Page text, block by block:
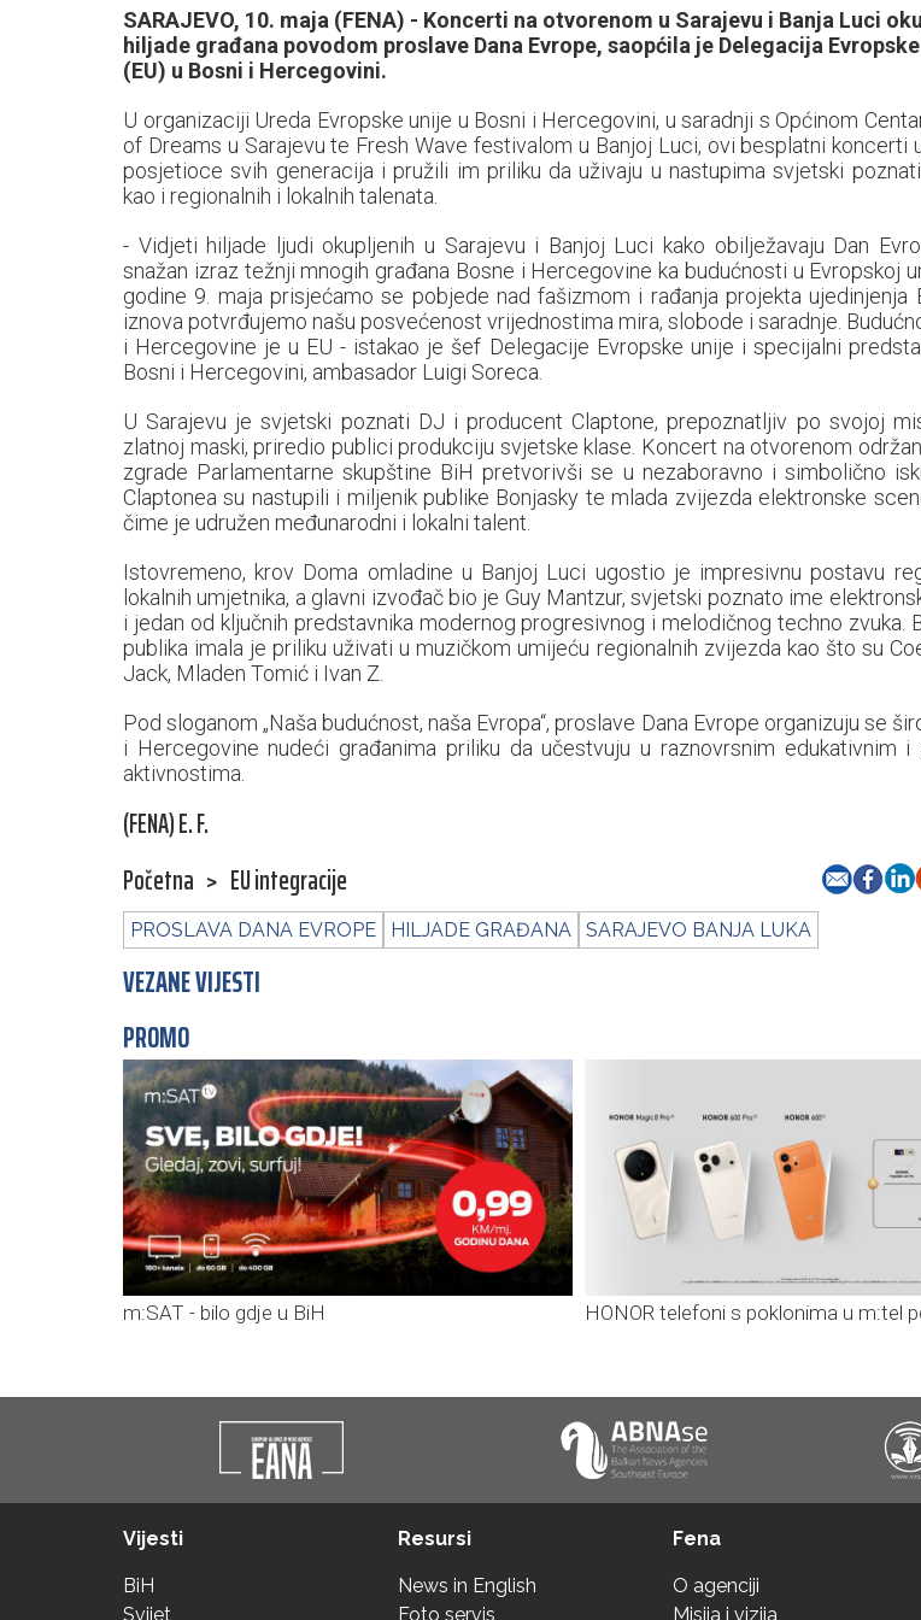
SARAJEVO, 10. maja (FENA) - Koncerti na otvorenom u Sarajevu i Banja Luci
hiljade građana povodom proslave Dana Evrope, saopćila je Delegacija
(EU) u Bosni i Hercegovini.
U organizaciji Ureda Evropske unije u Bosni i Hercegovini, u saradnji s Općinom
of Dreams u Sarajevu te Fresh Wave festivalom u Banjoj Luci, ovi besplatni koncerti
posjetioce svih generacija i pružili im priliku da uživaju u nastupima svjetski
kao i regionalnih i lokalnih talenata.
- Vidjeti hiljade ljudi okupljenih u Sarajevu i Banjoj Luci kako obilježavaju Dan
snažan izraz težnji mnogih građana Bosne i Hercegovine ka budućnosti u Evropskoj
godine 9. maja prisjećamo se pobjede nad fašizmom i rađanja projekta ujedinjenja
iznova potvrđujemo našu posvećenost vrijednostima mira, slobode i saradnje.
i Hercegovine je u EU - istakao je šef Delegacije Evropske unije i specijalni
Bosni i Hercegovini, ambasador Luigi Soreca.
U Sarajevu je svjetski poznati DJ i producent Claptone, prepoznatljiv po svojoj
zlatnoj maski, priredio publici produkciju svjetske klase. Koncert na otvorenom
zgrade Parlamentarne skupštine BiH pretvorivši se u nezaboravno i simbolično
Claptonea su nastupili i miljenik publike Bonjasky te mlada zvijezda elektronske
čime je udružen međunarodni i lokalni talent.
Istovremeno, krov Doma omladine u Banjoj Luci ugostio je impresivnu postavu
lokalnih umjetnika, a glavni izvođač bio je Guy Mantzur, svjetski poznato ime
i jedan od ključnih predstavnika modernog progresivnog i melodičnog techno zvuka.
publika imala je priliku uživati u muzičkom umijeću regionalnih zvijezda kao što su
Jack, Mladen Tomić i Ivan Z.
Pod sloganom „Naša budućnost, naša Evropa“, proslave Dana Evrope organizuju se
i Hercegovine nudeći građanima priliku da učestvuju u raznovrsnim edukativnim i
aktivnostima.
(FENA) E. F.
Početna > EU integracije
PROSLAVA DANA EVROPE HILJADE GRAĐANA SARAJEVO BANJA LUKA
VEZANE VIJESTI
PROMO
m:SAT - bilo gdje u BiH HONOR telefoni s poklonima u m:tel
Vijesti
BiH
Svijet
Resursi
News in English
Foto servis
Fena
O agenciji
Misija i vizija